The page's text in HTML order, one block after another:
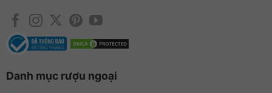
Danh mục rượu ngoại